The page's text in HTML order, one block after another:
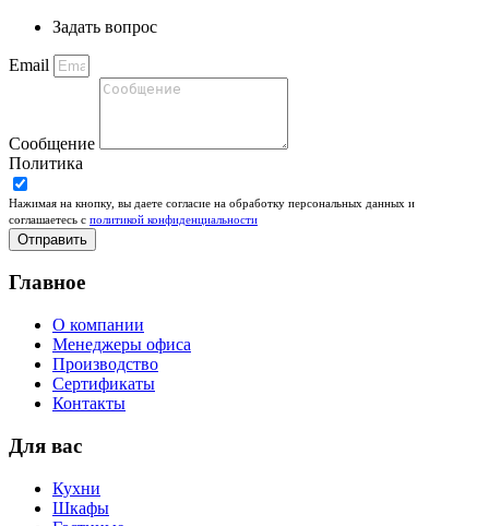
Задать вопрос
Email
Сообщение
Политика
Нажимая на кнопку, вы даете согласие на обработку персональных данных и
соглашаетесь c политикой конфиденциальности
Отправить
Главное
О компании
Менеджеры офиса
Производство
Сертификаты
Контакты
Для вас
Кухни
Шкафы